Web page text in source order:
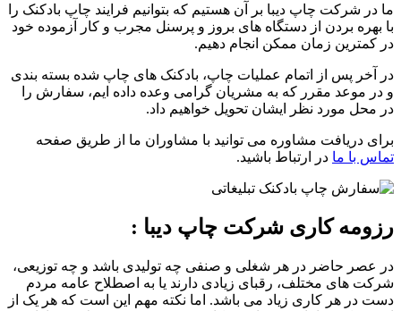
ما در شرکت چاپ دیبا بر آن هستیم که بتوانیم فرایند چاپ بادکنک را
با بهره بردن از دستگاه های بروز و پرسنل مجرب و کار آزموده خود
در کمترین زمان ممکن انجام دهیم.
در آخر پس از اتمام عملیات چاپ، بادکنک های چاپ شده بسته بندی
و در موعد مقرر که به مشریان گرامی وعده داده ایم، سفارش را
در محل مورد نظر ایشان تحویل خواهیم داد.
برای دریافت مشاوره می توانید با مشاوران ما از طریق صفحه
تماس با ما در ارتباط باشید.
رزومه کاری شرکت چاپ دیبا :
در عصر حاضر در هر شغلی و صنفی چه تولیدی باشد و چه توزیعی،
شرکت های مختلف، رقبای زیادی دارند یا به اصطلاح عامه مردم
دست در هر کاری زیاد می باشد. اما نکته مهم این است که هر یک از